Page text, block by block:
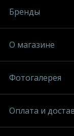
Бренды
О магазине
Фотогалерея
Оплата и